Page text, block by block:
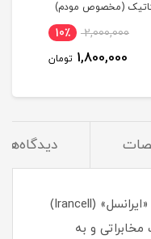
(مخصوص مودم)
2,000,000 10٪
1,800,000 تومان
دیدگاه‌ها
مودم «TF-i60 H1» محصولی از برند «ایرانسل» (Irancell)
و به